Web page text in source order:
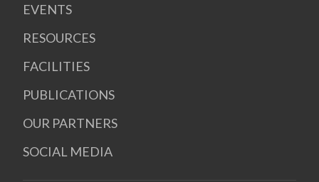
EVENTS
RESOURCES
FACILITIES
PUBLICATIONS
OUR PARTNERS
SOCIAL MEDIA